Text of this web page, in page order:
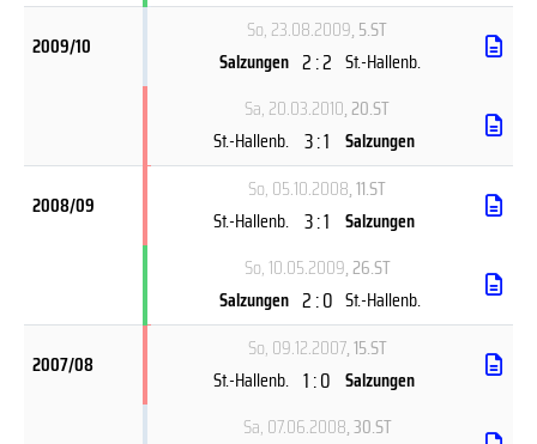
2009/10
So, 23.08.2009, 5.ST
Salzungen 2 : 2 St.-Hallenb.
Sa, 20.03.2010, 20.ST
St.-Hallenb. 3 : 1 Salzungen
2008/09
So, 05.10.2008, 11.ST
St.-Hallenb. 3 : 1 Salzungen
So, 10.05.2009, 26.ST
Salzungen 2 : 0 St.-Hallenb.
2007/08
So, 09.12.2007, 15.ST
St.-Hallenb. 1 : 0 Salzungen
Sa, 07.06.2008, 30.ST